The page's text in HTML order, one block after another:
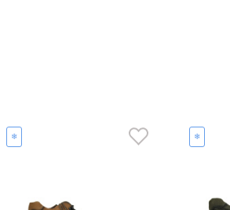
❄ ❄